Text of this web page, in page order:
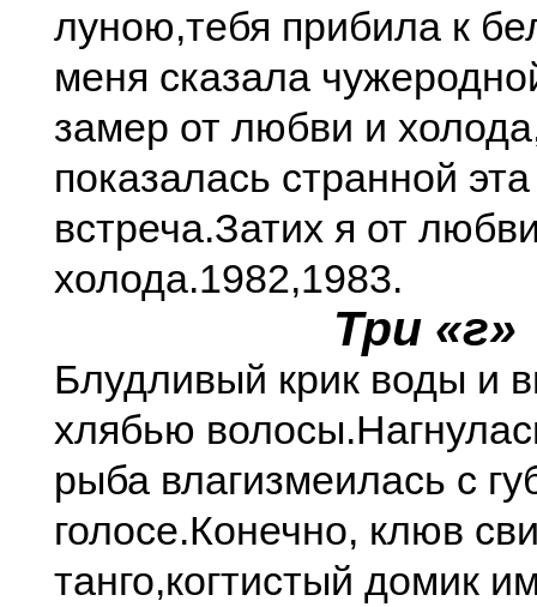
луною,тебя прибила к
меня сказала
замер от любви и
показалась странной эта
встреча.Затих я от
холода.1982,1983.
Три «г»
Блудливый крик воды и
хлябью волосы.
рыба влагизмеилась с
голосе.Конечно, клюв
танго,когтистый домик